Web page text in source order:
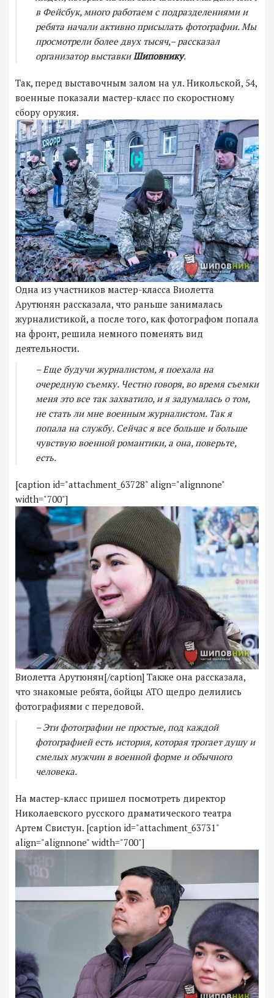
в Фейсбук, много работаем с подразделениями и
ребята начали активно присылать фотографии. Мы
просмотрели более двух тысяч,– рассказал
организатор выставкиШиповнику.
Так, перед выставочным залом на ул. Никольской, 54,
военные показали мастер-класс по скоростному
сбору оружия.
Одна из участников мастер-класса Виолетта
Арутюнян рассказала, что раньше занималась
журналистикой, а после того, как фотографом попала
на фронт, решила немного поменять вид
деятельности.
– Еще будучи журналистом, я поехала на
очередную съемку. Честно говоря, во время съемки
меня это все так захватило, и я задумалась о том,
не стать ли мне военным журналистом. Так я
попала на службу. Сейчас я все больше и больше
чувствую военной романтики, а она, поверьте,
есть.
[caption id="attachment_63728" align="alignnone"
width="700"]
Виолетта Арутюнян[/caption] Также она рассказала,
что знакомые ребята, бойцы АТО щедро делились
фотографиями с передовой.
– Эти фотографии не простые, под каждой
фотографией есть история, которая трогает душу и
смелых мужчин в военной форме и обычного
человека.
На мастер-класс пришел посмотреть директор
Николаевского русского драматического театра
Артем Свистун. [caption id="attachment_63731"
align="alignnone" width="700"]